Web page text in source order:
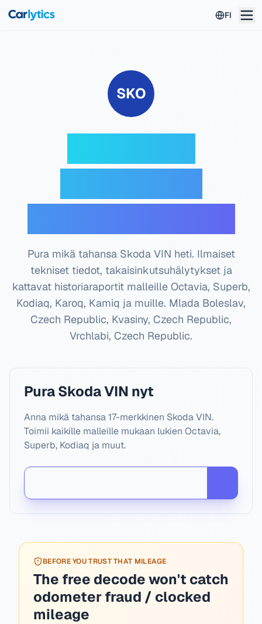
FI
SKO
Pura mikä tahansa Skoda VIN heti. Ilmaiset
tekniset tiedot, takaisinkutsuhälytykset ja
kattavat historiaraportit malleille Octavia, Superb,
Kodiaq, Karoq, Kamiq ja muille. Mlada Boleslav,
Czech Republic, Kvasiny, Czech Republic,
Vrchlabi, Czech Republic.
Pura Skoda VIN nyt
Anna mikä tahansa 17-merkkinen Skoda VIN.
Toimii kaikille malleille mukaan lukien Octavia,
Superb, Kodiaq ja muut.
BEFORE YOU TRUST THAT MILEAGE
The free decode won't catch
odometer fraud / clocked
mileage